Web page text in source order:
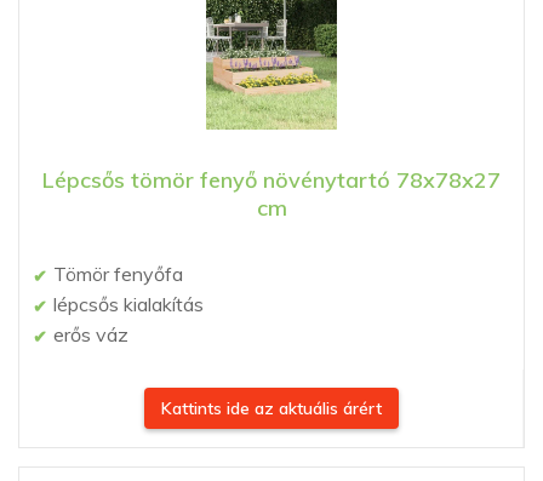
Lépcsős tömör fenyő növénytartó 78x78x27
cm
Tömör fenyőfa
lépcsős kialakítás
erős váz
Kattints ide az aktuális árért